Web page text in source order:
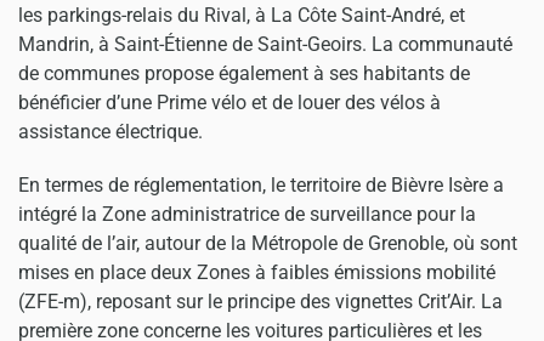
les parkings-relais du Rival, à La Côte Saint-André, et
Mandrin, à Saint-Étienne de Saint-Geoirs. La communauté
de communes propose également à ses habitants de
bénéficier d’une Prime vélo et de louer des vélos à
assistance électrique.
En termes de réglementation, le territoire de Bièvre Isère a
intégré la Zone administratrice de surveillance pour la
qualité de l’air, autour de la Métropole de Grenoble, où sont
mises en place deux Zones à faibles émissions mobilité
(ZFE-m), reposant sur le principe des vignettes Crit’Air. La
première zone concerne les voitures particulières et les